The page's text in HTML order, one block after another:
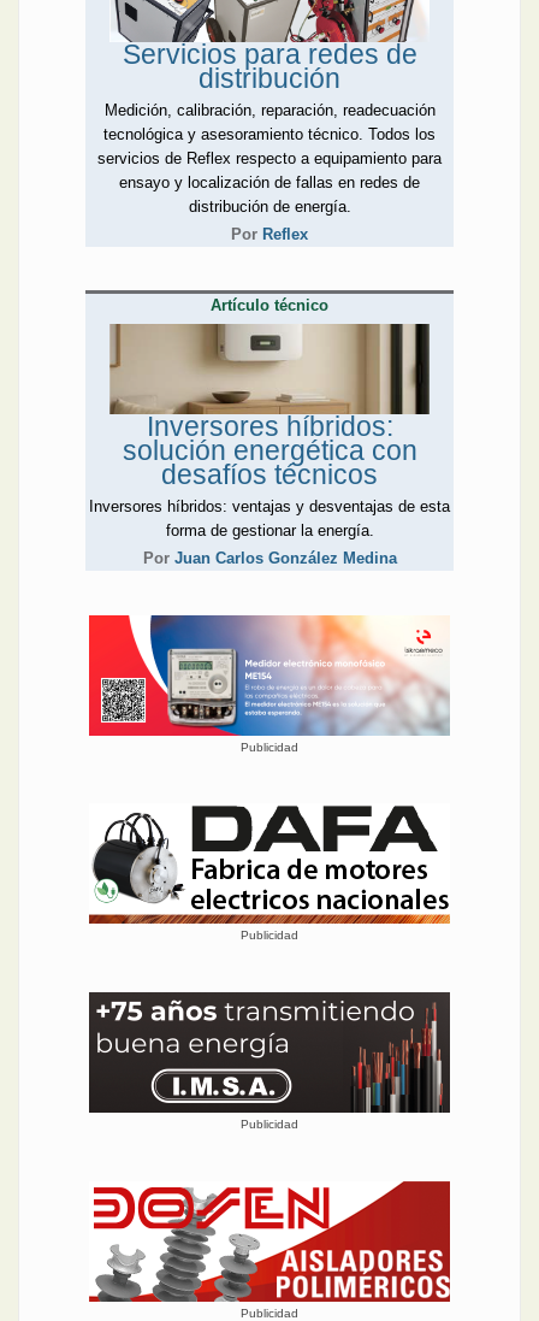
Servicios para redes de
distribución
Medición, calibración, reparación, readecuación
tecnológica y asesoramiento técnico. Todos los
servicios de Reflex respecto a equipamiento para
ensayo y localización de fallas en redes de
distribución de energía.
Por Reflex
Artículo técnico
Inversores híbridos:
solución energética con
desafíos técnicos
Inversores híbridos: ventajas y desventajas de esta
forma de gestionar la energía.
Por Juan Carlos González Medina
Publicidad
Publicidad
Publicidad
Publicidad